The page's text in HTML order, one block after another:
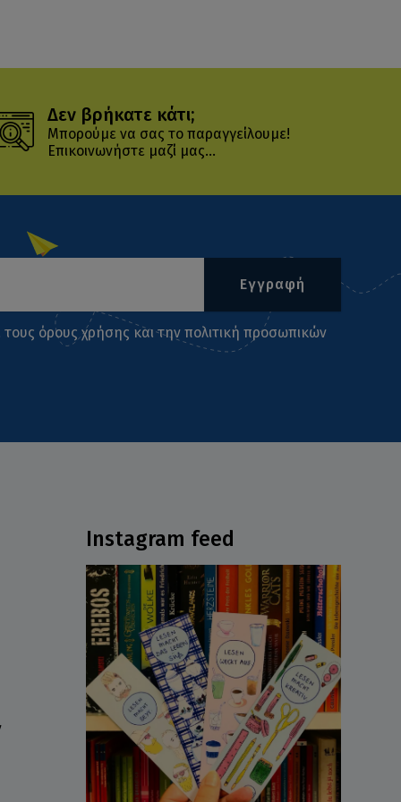
Δεν βρήκατε κάτι;
Μπορούμε να σας το παραγγείλουμε!
Επικοινωνήστε μαζί μας...
Εγγραφή
τους όρους χρήσης και την πολιτική προσωπικών
Instagram feed